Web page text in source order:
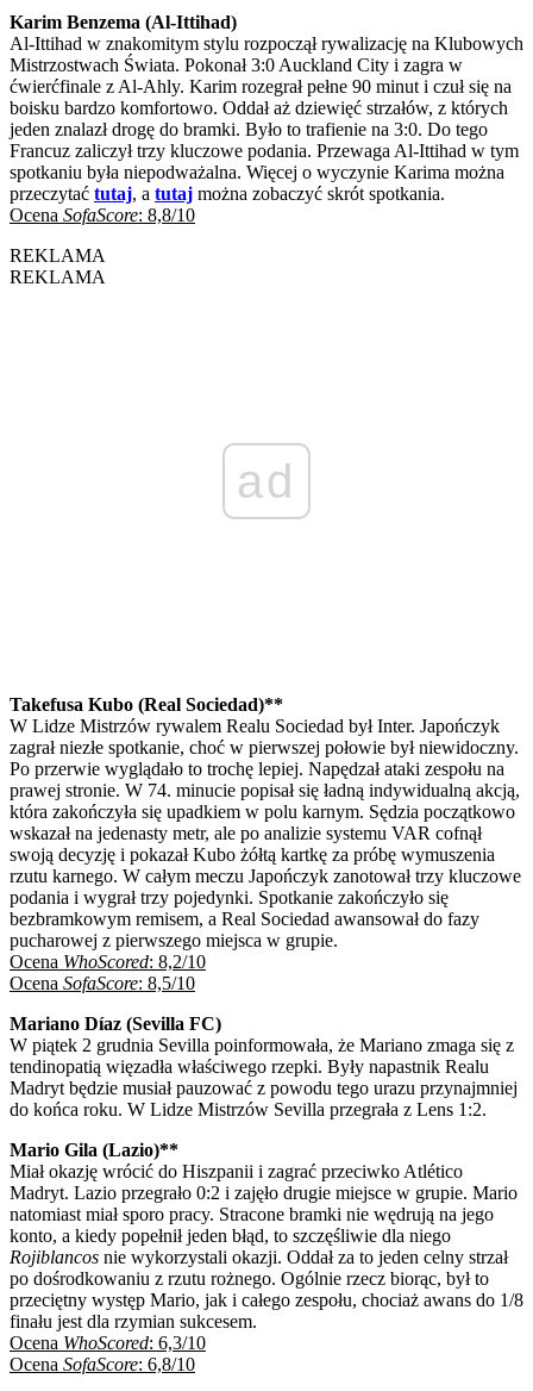
Karim Benzema (Al-Ittihad)
Al-Ittihad w znakomitym stylu rozpoczął rywalizację na Klubowych
Mistrzostwach Świata. Pokonał 3:0 Auckland City i zagra w
ćwierćfinale z Al-Ahly. Karim rozegrał pełne 90 minut i czuł się na
boisku bardzo komfortowo. Oddał aż dziewięć strzałów, z których
jeden znalazł drogę do bramki. Było to trafienie na 3:0. Do tego
Francuz zaliczył trzy kluczowe podania. Przewaga Al-Ittihad w tym
spotkaniu była niepodważalna. Więcej o wyczynie Karima można
przeczytać tutaj, a tutaj można zobaczyć skrót spotkania.
Ocena SofaScore: 8,8/10
REKLAMA
REKLAMA
ad
Takefusa Kubo (Real Sociedad)**
W Lidze Mistrzów rywalem Realu Sociedad był Inter. Japończyk
zagrał niezłe spotkanie, choć w pierwszej połowie był niewidoczny.
Po przerwie wyglądało to trochę lepiej. Napędzał ataki zespołu na
prawej stronie. W 74. minucie popisał się ładną indywidualną akcją,
która zakończyła się upadkiem w polu karnym. Sędzia początkowo
wskazał na jedenasty metr, ale po analizie systemu VAR cofnął
swoją decyzję i pokazał Kubo żółtą kartkę za próbę wymuszenia
rzutu karnego. W całym meczu Japończyk zanotował trzy kluczowe
podania i wygrał trzy pojedynki. Spotkanie zakończyło się
bezbramkowym remisem, a Real Sociedad awansował do fazy
pucharowej z pierwszego miejsca w grupie.
Ocena WhoScored: 8,2/10
Ocena SofaScore: 8,5/10
Mariano Díaz (Sevilla FC)
W piątek 2 grudnia Sevilla poinformowała, że Mariano zmaga się z
tendinopatią więzadła właściwego rzepki. Były napastnik Realu
Madryt będzie musiał pauzować z powodu tego urazu przynajmniej
do końca roku. W Lidze Mistrzów Sevilla przegrała z Lens 1:2.
Mario Gila (Lazio)**
Miał okazję wrócić do Hiszpanii i zagrać przeciwko Atlético
Madryt. Lazio przegrało 0:2 i zajęło drugie miejsce w grupie. Mario
natomiast miał sporo pracy. Stracone bramki nie wędrują na jego
konto, a kiedy popełnił jeden błąd, to szczęśliwie dla niego
Rojiblancos nie wykorzystali okazji. Oddał za to jeden celny strzał
po dośrodkowaniu z rzutu rożnego. Ogólnie rzecz biorąc, był to
przeciętny występ Mario, jak i całego zespołu, chociaż awans do 1/8
finału jest dla rzymian sukcesem.
Ocena WhoScored: 6,3/10
Ocena SofaScore: 6,8/10